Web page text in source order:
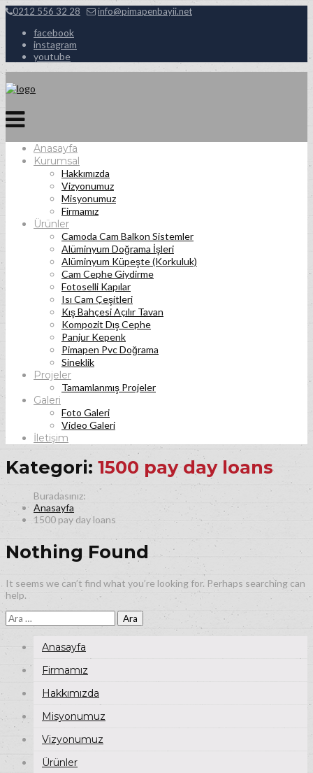
0212 556 32 28 info@pimapenbayii.net
facebook
instagram
youtube
Anasayfa
Kurumsal
Hakkımızda
Vizyonumuz
Misyonumuz
Firmamız
Ürünler
Camoda Cam Balkon Sistemler
Alüminyum Doğrama İşleri
Alüminyum Küpeşte (Korkuluk)
Cam Cephe Giydirme
Fotoselli Kapılar
Isı Cam Çeşitleri
Kış Bahçesi Açılır Tavan
Kompozit Dış Cephe
Panjur Kepenk
Pimapen Pvc Doğrama
Sineklik
Projeler
Tamamlanmış Projeler
Galeri
Foto Galeri
Video Galeri
İletişim
Kategori: 1500 pay day loans
Anasayfa
1500 pay day loans
Nothing Found
It seems we can’t find what you’re looking for. Perhaps searching can
help.
Arama:
Anasayfa
Firmamız
Hakkımızda
Misyonumuz
Vizyonumuz
Ürünler